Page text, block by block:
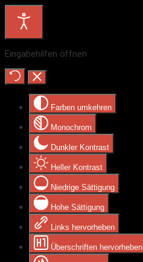
Eingabehilfen öffnen
Farben umkehren
Monochrom
Dunkler Kontrast
Heller Kontrast
Niedrige Sättigung
Hohe Sättigung
Links hervorheben
Überschriften hervorheben